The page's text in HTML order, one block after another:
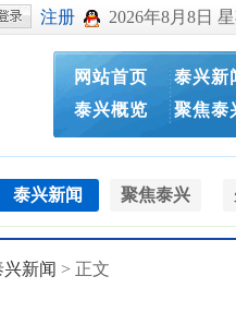
注册 2026年8月8日
网站首页
泰兴概览
泰兴新
聚焦泰
泰兴新闻 聚焦泰兴
兴新闻 > 正文